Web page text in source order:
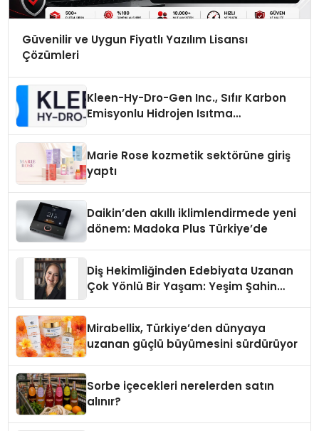
Güvenilir ve Uygun Fiyatlı Yazılım Lisansı
Çözümleri
Kleen-Hy-Dro-Gen Inc., Sıfır Karbon
Emisyonlu Hidrojen Isıtma
Marie Rose kozmetik sektörüne giriş
yaptı
Daikin’den akıllı iklimlendirmede yeni
dönem: Madoka Plus Türkiye’de
Diş Hekimliğinden Edebiyata Uzanan
Çok Yönlü Bir Yaşam: Yeşim Şahin
Mirabellix, Türkiye’den dünyaya
uzanan güçlü büyümesini sürdürüyor
Sorbe içecekleri nerelerden satın
alınır?